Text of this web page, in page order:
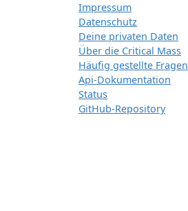
Impressum
Datenschutz
Deine privaten Daten
Über die Critical Mass
Häufig gestellte Fragen
Api-Dokumentation
Status
GitHub-Repository